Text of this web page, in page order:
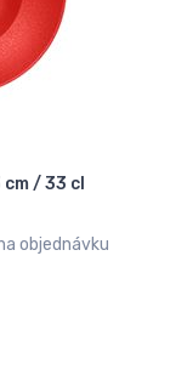
/ 33 cl
objednávku